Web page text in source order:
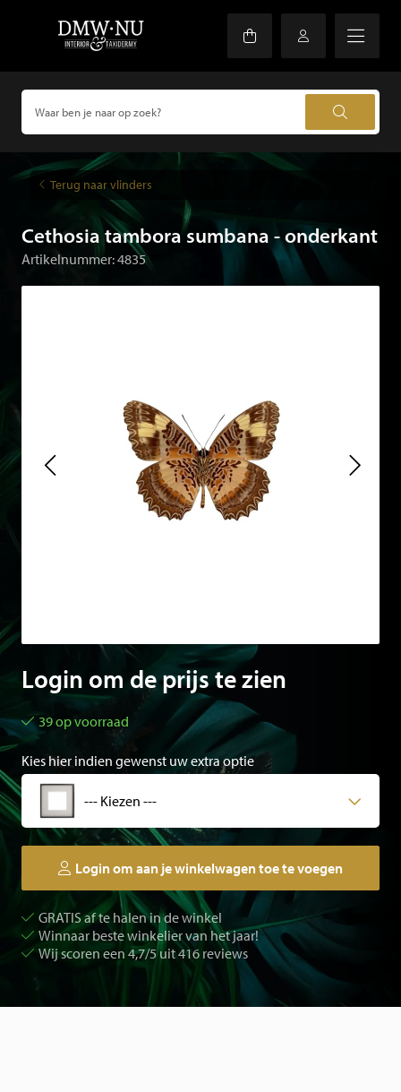
Terug naar vlinders
Cethosia tambora sumbana - onderkant
Artikelnummer: 4835
Login om de prijs te zien
39 op voorraad
Kies hier indien gewenst uw extra optie
--- Kiezen ---
Login om aan je winkelwagen toe te voegen
GRATIS af te halen in de winkel
Winnaar beste winkelier van het jaar!
Wij scoren een 4,7/5 uit 416 reviews